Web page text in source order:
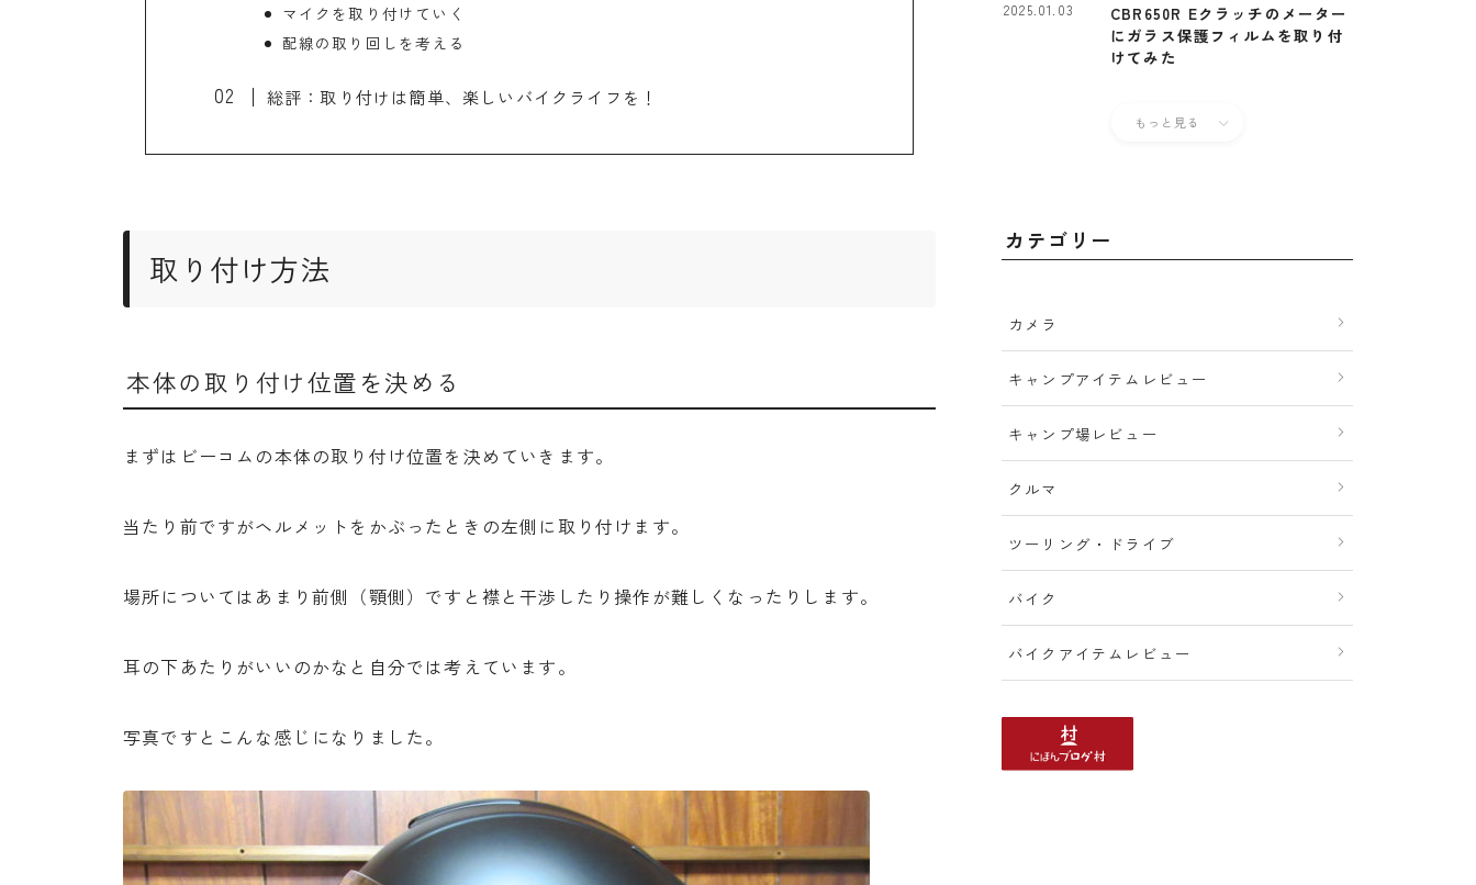
マイクを取り付けていく
配線の取り回しを考える
総評：取り付けは簡単、楽しいバイクライフを！
取り付け方法
本体の取り付け位置を決める
まずはビーコムの本体の取り付け位置を決めていきます。
当たり前ですがヘルメットをかぶったときの左側に取り付けます。
場所についてはあまり前側（顎側）ですと襟と干渉したり操作が難しくなったりします。
耳の下あたりがいいのかなと自分では考えています。
写真ですとこんな感じになりました。
CBR650R Eクラッチのメーター
にガラス保護フィルムを取り付
けてみた
2025.01.03
もっと見る
カテゴリー
カメラ
キャンプアイテムレビュー
キャンプ場レビュー
クルマ
ツーリング・ドライブ
バイク
バイクアイテムレビュー